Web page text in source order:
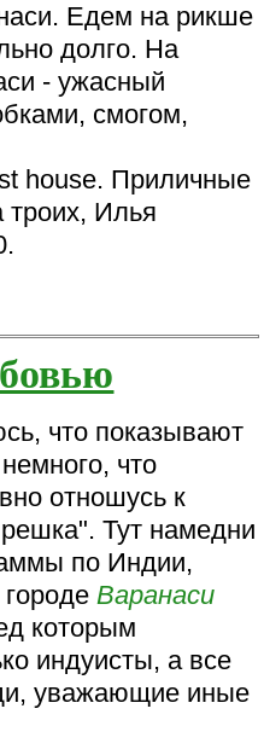
Едем на рикше
долго. На
- ужасный
смогом,
house. Приличные
троих, Илья
что показывают
что
отношусь к
Тут намедни
по Индии,
городеВаранаси
которым
индуисты, а все
уважающие иные